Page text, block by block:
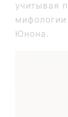
учитывая
Юнона.